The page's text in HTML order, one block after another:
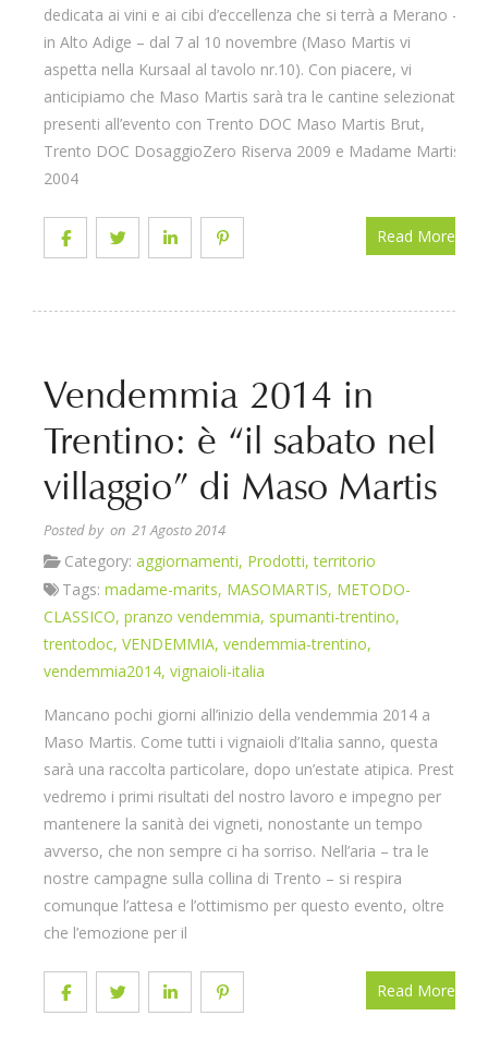
dedicata ai vini e ai cibi d’eccellenza che si terrà a Merano –
in Alto Adige – dal 7 al 10 novembre (Maso Martis vi
aspetta nella Kursaal al tavolo nr.10). Con piacere, vi
anticipiamo che Maso Martis sarà tra le cantine selezionate
presenti all’evento con Trento DOC Maso Martis Brut,
Trento DOC DosaggioZero Riserva 2009 e Madame Martis
2004
Read More
Vendemmia 2014 in
Trentino: è “il sabato nel
villaggio” di Maso Martis
Posted by on 21 Agosto 2014
Category: aggiornamenti, Prodotti,territorio
Tags: madame-marits, MASOMARTIS, METODO-
CLASSICO, pranzo vendemmia, spumanti-trentino,
trentodoc, VENDEMMIA, vendemmia-trentino,
vendemmia2014, vignaioli-italia
Mancano pochi giorni all’inizio della vendemmia 2014 a
Maso Martis. Come tutti i vignaioli d’Italia sanno, questa
sarà una raccolta particolare, dopo un’estate atipica. Presto
vedremo i primi risultati del nostro lavoro e impegno per
mantenere la sanità dei vigneti, nonostante un tempo
avverso, che non sempre ci ha sorriso. Nell’aria – tra le
nostre campagne sulla collina di Trento – si respira
comunque l’attesa e l’ottimismo per questo evento, oltre
che l’emozione per il
Read More